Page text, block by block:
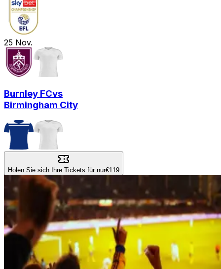
25 Nov.
Burnley FCvs
Birmingham City
Holen Sie sich Ihre Tickets für nur€119